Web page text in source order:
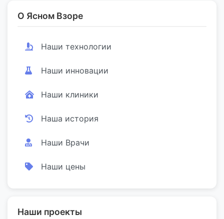
О Ясном Взоре
Наши технологии
Наши инновации
Наши клиники
Наша история
Наши Врачи
Наши цены
Наши проекты